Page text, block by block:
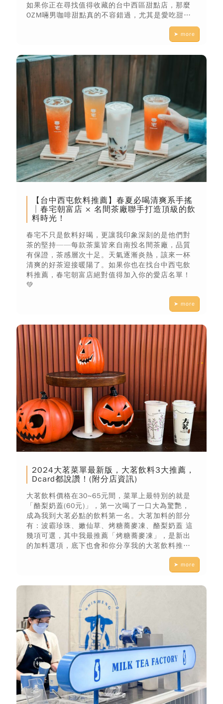
如果你正在尋找值得收藏的台中西區甜點店，那麼
OZM啢男咖啡甜點真的不容錯過，尤其是愛吃甜點
➤ more
【台中西屯飲料推薦】春夏必喝清爽系手搖
│春宅朝富店 × 名間茶廠聯手打造頂級的飲
料時光！
春宅不只是飲料好喝，更讓我印象深刻的是他們對
茶的堅持——每款茶葉皆來自南投名間茶廠，品質
有保證，茶感層次十足。天氣逐漸炎熱，該來一杯
清爽的好茶迎接暖陽了。如果你也在找台中西屯飲
料推薦，春宅朝富店絕對值得加入你的愛店名單！
💚
➤ more
2024大茗菜單最新版，大茗飲料3大推薦，
Dcard都說讚！(附分店資訊)
大茗飲料價格在30~65元間，菜單上最特別的就是
「酪梨奶蓋(60元)」，第一次喝了一口大為驚艷，
成為我到大茗必點的飲料第一名。大茗加料的部分
有：波霸珍珠、嫩仙草、烤糖蕎麥凍、酪梨奶蓋 這
幾項可選，其中我最推薦「烤糖蕎麥凍」，是新出
的加料選項，底下也會和你分享我的大茗飲料推薦
排名。令人意外的是，大茗本位製茶的飲料價格都
不貴，雖然跟去年比起來還是漲價了，但還算是正
意囉！
➤ more